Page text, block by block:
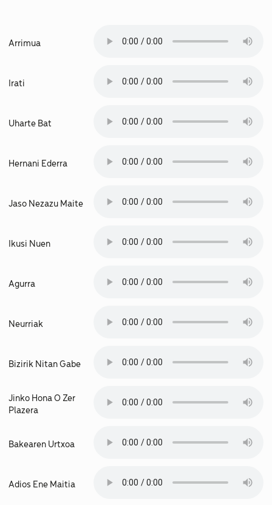
Arrimua
Irati
Uharte Bat
Hernani Ederra
Jaso Nezazu Maite
Ikusi Nuen
Agurra
Neurriak
Bizirik Nitan Gabe
Jinko Hona O Zer
Plazera
Bakearen Urtxoa
Adios Ene Maitia